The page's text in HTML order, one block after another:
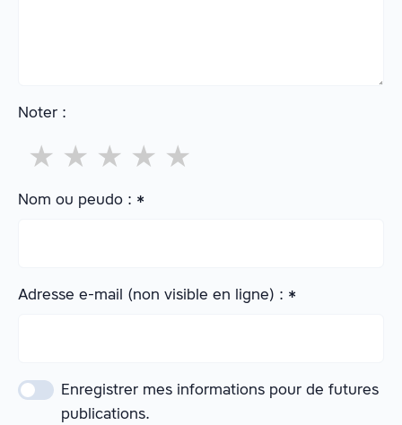
Noter :
★
★
★
★
★
Nom ou peudo : *
Adresse e-mail (non visible en ligne) : *
Enregistrer mes informations pour de futures
publications.